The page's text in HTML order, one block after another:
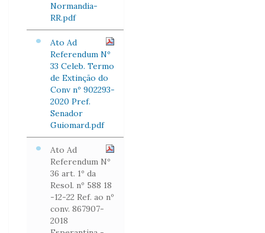
Normandia-
RR.pdf
Ato Ad
Referendum Nº
33 Celeb. Termo
de Extinção do
Conv nº 902293-
2020 Pref.
Senador
Guiomard.pdf
Ato Ad
Referendum Nº
36 art. 1º da
Resol. nº 588 18
-12-22 Ref. ao nº
conv. 867907-
2018